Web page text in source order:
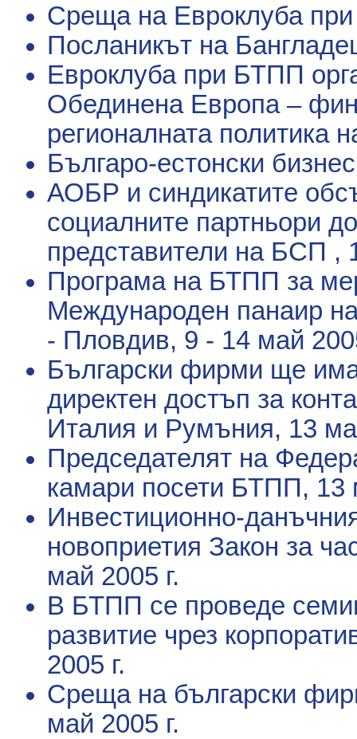
Среща на Евроклуба
Посланикът на
Евроклуба при БТПП
Обединена Европа –
регионалната политика
Българо-естонски
АОБР и синдикатите
социалните партньори
представители на БСП ,
Програма на БТПП за
Международен панаир на
- Пловдив, 9 - 14 май
Български фирми ще
директен достъп за
Италия и Румъния, 13
Председателят на
камари посети БТПП, 13
Инвестиционно-
новоприетия Закон за
май 2005 г.
В БТПП се проведе
развитие чрез
2005 г.
Среща на български
май 2005 г.